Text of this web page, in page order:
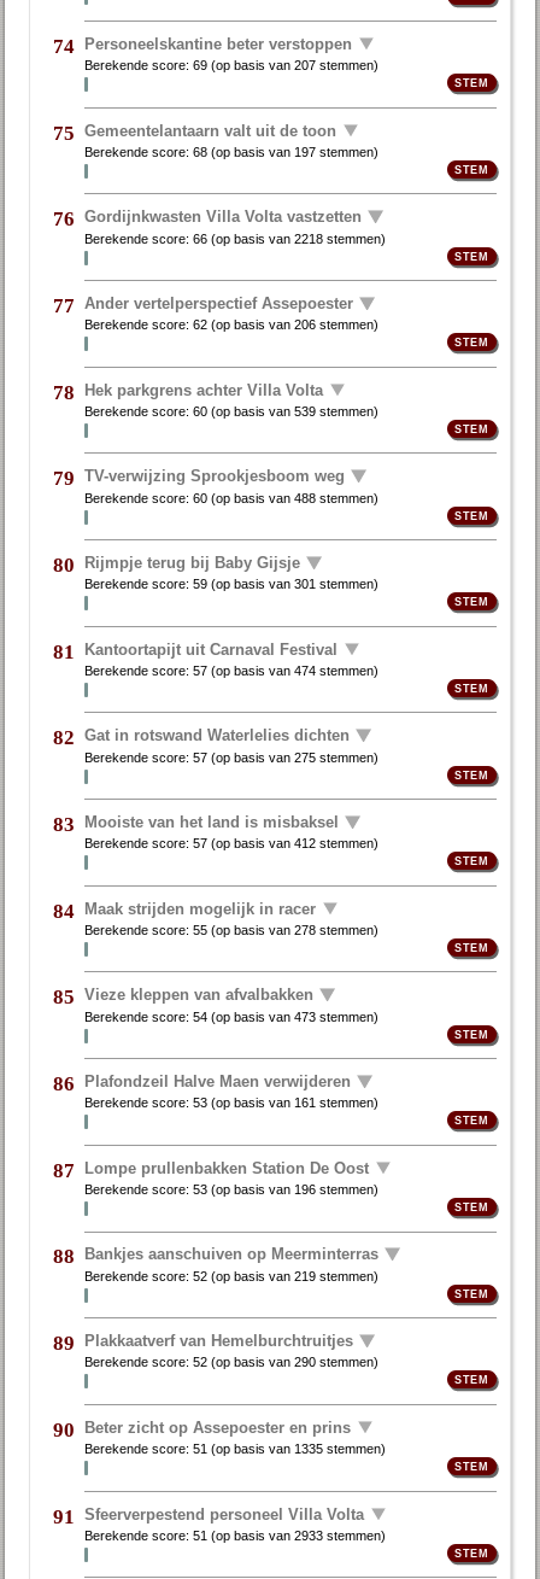
74 Personeelskantine beter verstoppen
Berekende score:69 (op basis van207 stemmen)
75 Gemeentelantaarn valt uit de toon
Berekende score:68 (op basis van 197 stemmen)
76 Gordijnkwasten Villa Volta vastzetten
Berekende score:66 (op basis van2218 stemmen)
77 Ander vertelperspectief Assepoester
Berekende score:62 (op basis van206 stemmen)
78 Hek parkgrens achter Villa Volta
Berekende score:60 (op basis van539 stemmen)
79 TV-verwijzing Sprookjesboom weg
Berekende score:60 (op basis van488 stemmen)
80 Rijmpje terug bij Baby Gijsje
Berekende score:59 (op basis van301 stemmen)
81 Kantoortapijt uit Carnaval Festival
Berekende score:57 (op basis van474 stemmen)
82 Gat in rotswand Waterlelies dichten
Berekende score:57 (op basis van275 stemmen)
83 Mooiste van het land is misbaksel
Berekende score:57 (op basis van412 stemmen)
84 Maak strijden mogelijk in racer
Berekende score:55 (op basis van278 stemmen)
85 Vieze kleppen van afvalbakken
Berekende score:54 (op basis van473 stemmen)
86 Plafondzeil Halve Maen verwijderen
Berekende score:53 (op basis van 161 stemmen)
87 Lompe prullenbakken Station De Oost
Berekende score:53 (op basis van 196 stemmen)
88 Bankjes aanschuiven op Meerminterras
Berekende score:52 (op basis van219 stemmen)
89 Plakkaatverf van Hemelburchtruitjes
Berekende score:52 (op basis van290 stemmen)
90 Beter zicht op Assepoester en prins
Berekende score:51 (op basis van 1335 stemmen)
91 Sfeerverpestend personeel Villa Volta
Berekende score:51 (op basis van2933 stemmen)